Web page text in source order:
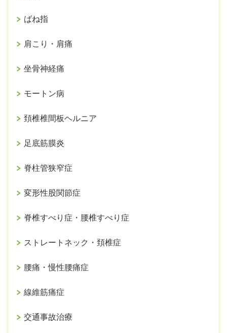
ばね指
肩こり・肩痛
坐骨神経痛
モートン病
頚椎椎間板ヘルニア
足底筋膜炎
脊柱管狭窄症
変形性股関節症
脊椎すべり症・腰椎すべり症
ストレートネック・頚椎症
腰痛・慢性腰痛症
線維筋痛症
交通事故治療